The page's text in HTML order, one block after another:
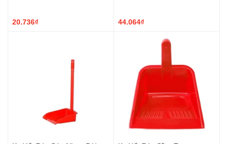
20.736₫ 44.064₫